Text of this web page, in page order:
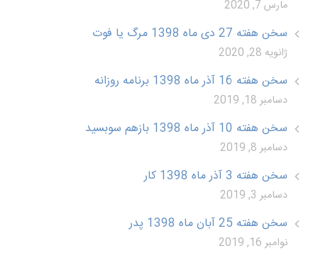
مارس 7, 2020
سخن هفته 27 دی ماه 1398 مرگ یا فوت
ژانویه 28, 2020
سخن هفته 16 آذر ماه 1398 برنامه روزانه
دسامبر 18, 2019
سخن هفته 10 آذر ماه 1398 بازهم سوبسید
دسامبر 8, 2019
سخن هفته 3 آذر ماه 1398 کار
دسامبر 3, 2019
سخن هفته 25 آبان ماه 1398 پدر
نوامبر 16, 2019